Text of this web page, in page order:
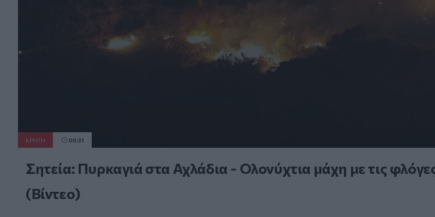
ΚΡΗΤΗ 00:31
Σητεία: Πυρκαγιά στα Αχλάδια - Ολονύχτια μάχη με τις
(Βίντεο)